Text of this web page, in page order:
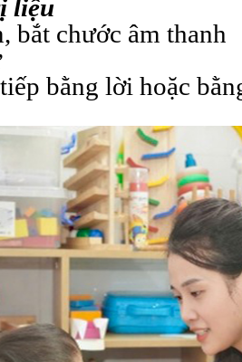
liệu
bắt chước âm thanh
bằng lời hoặc